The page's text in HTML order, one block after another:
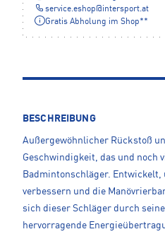
service.eshop@ intersport.at
Gratis Abholung im Shop**
BESCHREIBUNG
Außergewöhnlicher Rückstoß
Geschwindigkeit, das und noch
Badmintonschläger. Entwickelt,
verbessern und die
sich dieser Schläger durch
hervorragende